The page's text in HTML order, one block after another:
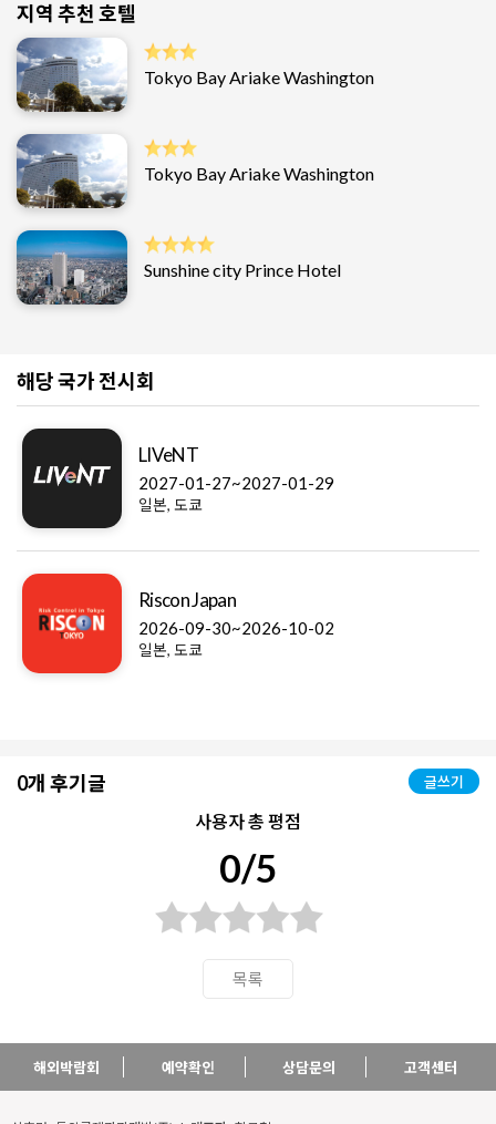
지역 추천 호텔
Tokyo Bay Ariake Washington
Tokyo Bay Ariake Washington
Sunshine city Prince Hotel
해당 국가 전시회
LIVeNT
2027-01-27~2027-01-29
일본, 도쿄
Riscon Japan
2026-09-30~2026-10-02
일본, 도쿄
0개 후기글 글쓰기
사용자 총 평점
0/5
목록
해외박람회 예약확인 상담문의 고객센터